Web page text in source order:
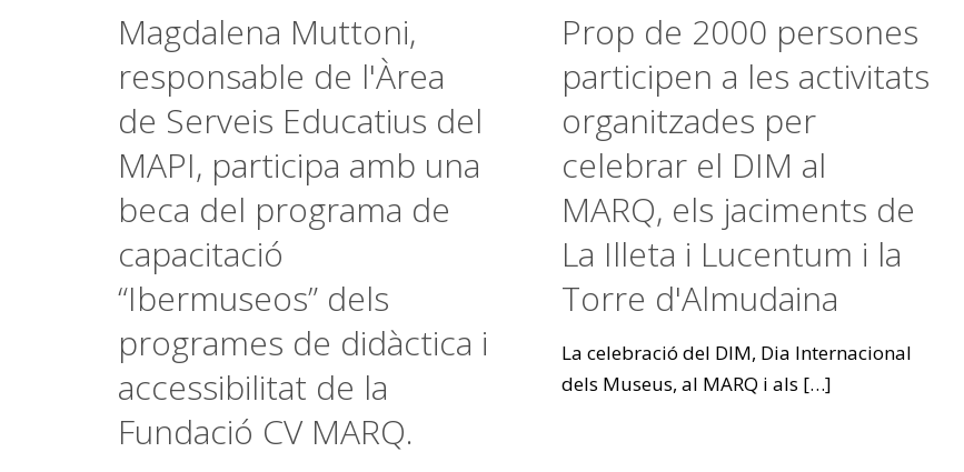
Magdalena Muttoni,
responsable de l'Àrea
de Serveis Educatius del
MAPI, participa amb una
beca del programa de
capacitació
“Ibermuseos” dels
programes de didàctica i
accessibilitat de la
Fundació CV MARQ.
Prop de 2000 persones
participen a les activitats
organitzades per
celebrar el DIM al
MARQ, els jaciments de
La Illeta i Lucentum i la
Torre d'Almudaina
La celebració del DIM, Dia Internacional
dels Museus, al MARQ i als […]